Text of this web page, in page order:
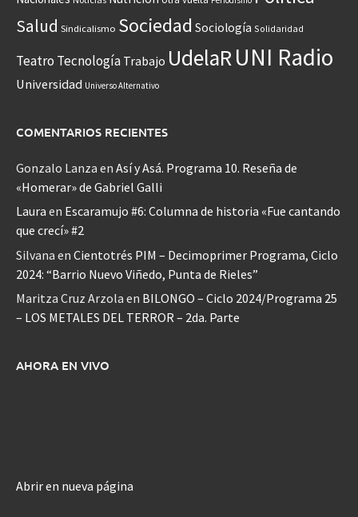
Salud Sindicalismo Sociedad Sociología Solidaridad
Teatro Tecnología Trabajo UdelaR UNI Radio
Universidad Universo Alternativo
COMENTARIOS RECIENTES
Gonzalo Lanza en Así y Asá. Programa 10. Reseña de
«Homerar» de Gabriel Galli
Laura en Escaramujo #6: Columna de historia «Fue cantando
que crecí» #2
Silvana en Cientotrés PIM – Decimoprimer Programa, Ciclo
2024: “Barrio Nuevo Viñedo, Punta de Rieles”
Maritza Cruz Arzola en BILONGO – Ciclo 2024/Programa 25
– LOS METALES DEL TERROR – 2da. Parte
AHORA EN VIVO
Abrir en nueva página